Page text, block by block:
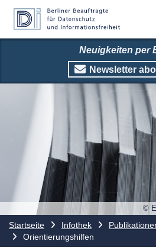
Neuigkeiten per
Newsletter
©
Startseite Infothek
Orientierungshilfen